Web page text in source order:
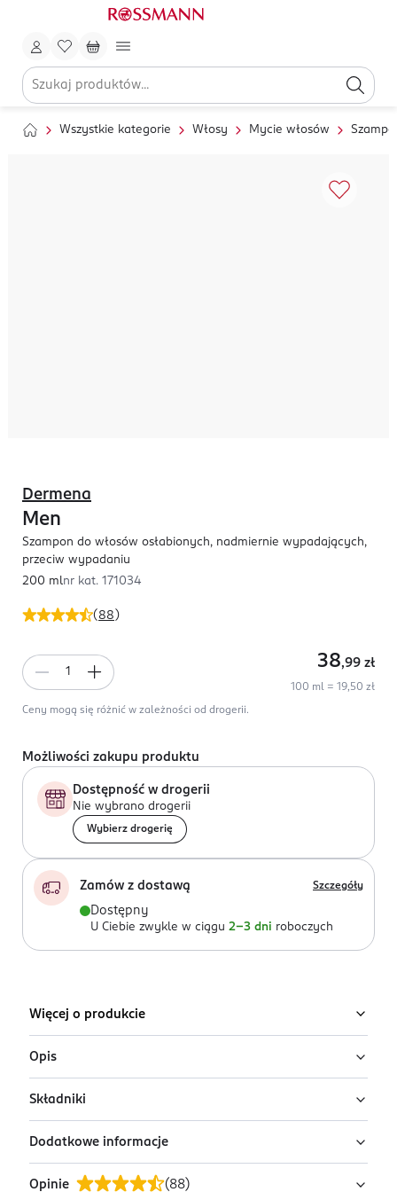
Wszystkie kategorie Włosy Mycie włosów
( 88 )
Dermena
Men
Szampon do włosów osłabionych, nadmiernie wypadających,
przeciw wypadaniu
200 mlnr kat. 171034
38,99 zł
100 ml = 19,50 zł
Ceny mogą się różnić w zależności od drogerii.
Możliwości zakupu produktu
Dostępność w drogerii
Nie wybrano drogerii
Wybierz drogerię
Zamów z dostawą Szczegóły
Dostępny
U Ciebie zwykle w ciągu 2-3 dni roboczych
Więcej o produkcie
Opis
Szampon Dermena Men
się z nadmiernym wypadaniem włosów. Stymuluje
Składniki
Ingredients: : AQUA, SODIUM MYRETH SULFATE,
LAURETH-3, GLYCERIN, COCAMIDOPROPYL BETAINE,
POLYSORBATE 80, 1,2-HEXANEDIOL, COCO-GLUCOSIDE,
Dodatkowe informacje
PRZYGOTOWANIE I STOSOWANIE
Opinie (88)